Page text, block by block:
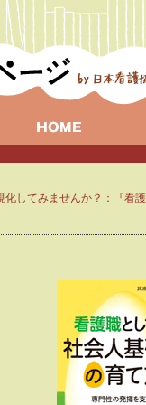
してみませんか？：『看